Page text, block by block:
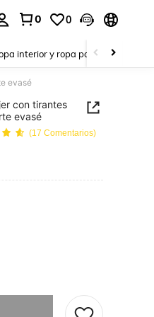
0 0
interior y ropa para dormir
evasé
con tirantes
evasé
(17 Comentarios)